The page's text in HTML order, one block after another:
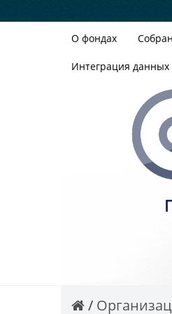
О фондах
Интеграция